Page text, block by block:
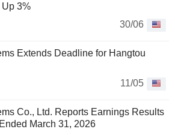
Up 3%
30/06
Extends Deadline for Hangtou
11/05
Co., Ltd. Reports Earnings Results
March 31, 2026